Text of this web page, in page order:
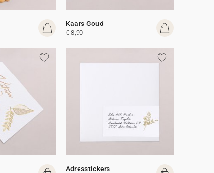
Kaars Goud
€ 8,90
Adresstickers